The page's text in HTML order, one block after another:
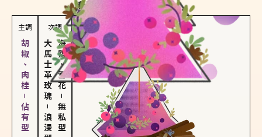
對方 的主調蠟燭是...
主調
胡椒、肉桂－佔有型
次調
大馬士革玫瑰
－
浪漫型
海鹽、雪花
－
無私型